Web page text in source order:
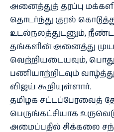
அனைத்துத் தரப்பு
தொடர்ந்து குரல்
உடல்நலத்துடனும், நீண்ட
தங்களின் அனைத்து
வெற்றியடையவும்,
பணியாற்றிடவும்
விஜய் கூறியுள்ளார்.
தமிழக சட்டப்பேரவைத்
பெருங்கட்சியாக
அமைப்பதில் சிக்கலை